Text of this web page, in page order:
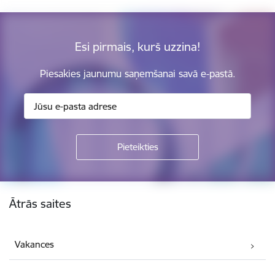
Esi pirmais, kurš uzzina!
Piesakies jaunumu saņemšanai savā e-pastā.
Kājene
Ātrās saites
Vakances